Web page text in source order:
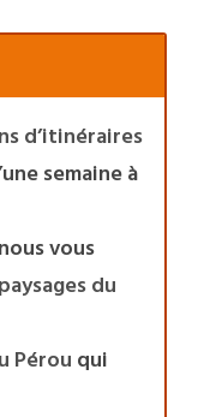
d’itinéraires
semaine à
vous
du
Pérou qui